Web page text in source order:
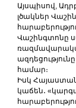
Այսպիսով,
լծակներ
Վաշինգտոնը
համար։
Իսկ
կաճեն․